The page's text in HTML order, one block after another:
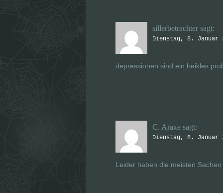
sillerbetrachter sagt:
Dienstag, 8. Januar
depressionen sind ein heikles
C. Araxe sagt:
Dienstag, 8. Januar
Leider haben die meisten